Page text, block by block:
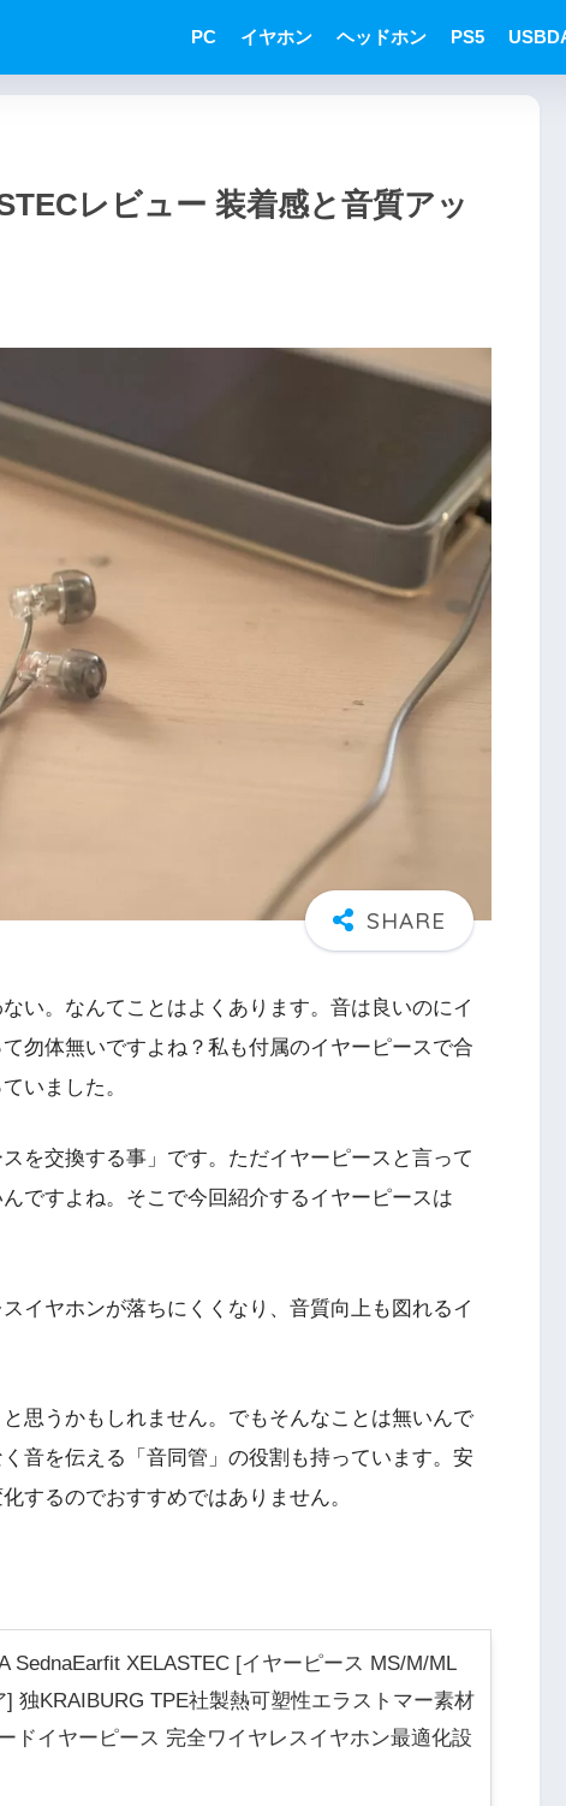
PC イヤホン ヘッドホン PS5
レビュー 装着感と音質アッ
い。なんてことはよくあります。音は良いのにイ
勿体無いですよね？私も付属のイヤーピースで合
いました。
を交換する事」です。ただイヤーピースと言って
ですよね。そこで今回紹介するイヤーピースは
イヤホンが落ちにくくなり、音質向上も図れるイ
思うかもしれません。でもそんなことは無いんで
音を伝える「音同管」の役割も持っています。安
するのでおすすめではありません。
SednaEarfit XELASTEC [イヤーピース MS/M/ML
] 独KRAIBURG TPE社製熱可塑性エラストマー素材
ドイヤーピース 完全ワイヤレスイヤホン最適化設